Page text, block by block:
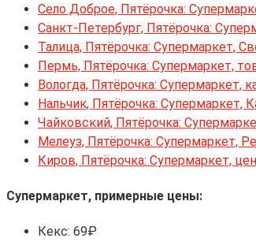
Село Доброе, Пятёрочка:
Санкт-Петербург, Пятёрочка:
Талица, Пятёрочка: Супермаркет,
Пермь, Пятёрочка: Супермаркет,
Вологда, Пятёрочка: Супермаркет,
Нальчик, Пятёрочка: Супермаркет,
Чайковский, Пятёрочка:
Мелеуз, Пятёрочка: Супермаркет,
Киров, Пятёрочка: Супермаркет,
Супермаркет, примерные цены:
Кекс: 69₽